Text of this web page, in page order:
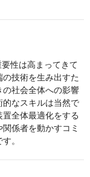
性は高まってきて
技術を生み出すた
社会全体への影響
なスキルは当然で
全体最適化をする
係者を動かすコミ
。